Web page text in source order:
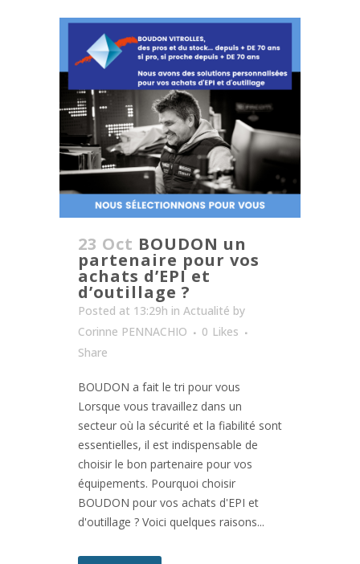
23 Oct BOUDON un
partenaire pour vos
achats d’EPI et
d’outillage ?
Posted at 13:29h in Actualité by
Corinne PENNACHIO
0 Likes
Share
BOUDON a fait le tri pour vous
Lorsque vous travaillez dans un
secteur où la sécurité et la fiabilité sont
essentielles, il est indispensable de
choisir le bon partenaire pour vos
équipements. Pourquoi choisir
BOUDON pour vos achats d'EPI et
d'outillage ? Voici quelques raisons...